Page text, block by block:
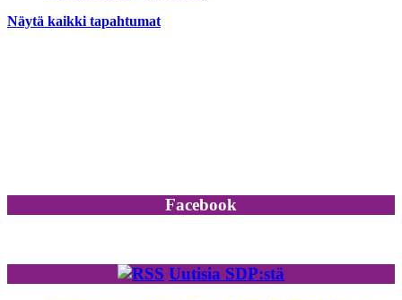
Näytä kaikki tapahtumat
Facebook
Uutisia SDP:stä